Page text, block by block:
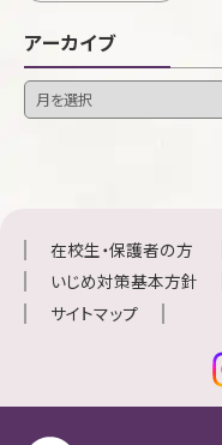
アーカイブ
在校生・保護者の方
いじめ対策基本方針
サイトマップ